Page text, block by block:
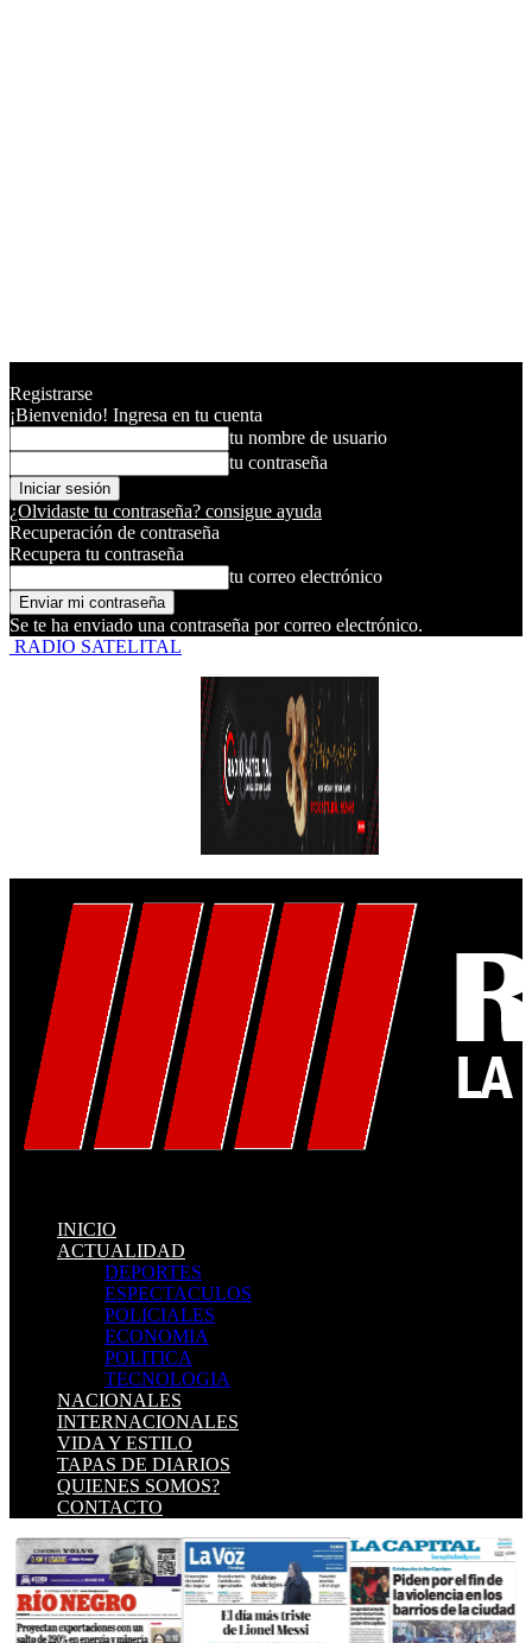
Registrarse
¡Bienvenido! Ingresa en tu cuenta
tu nombre de usuario
tu contraseña
¿Olvidaste tu contraseña? consigue ayuda
Recuperación de contraseña
Recupera tu contraseña
tu correo electrónico
Se te ha enviado una contraseña por correo electrónico.
RADIO SATELITAL
INICIO
ACTUALIDAD
DEPORTES
ESPECTACULOS
POLICIALES
ECONOMIA
POLITICA
TECNOLOGIA
NACIONALES
INTERNACIONALES
VIDA Y ESTILO
TAPAS DE DIARIOS
QUIENES SOMOS?
CONTACTO